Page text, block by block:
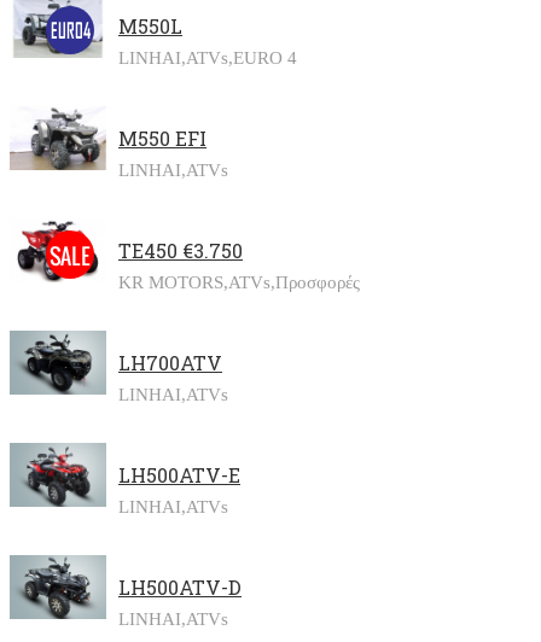
M550L
LINHAI,ATVs,EURO 4
M550 EFI
LINHAI,ATVs
TE450 €3.750
KR MOTORS,ATVs,Προσφορές
LH700ATV
LINHAI,ATVs
LH500ATV-E
LINHAI,ATVs
LH500ATV-D
LINHAI,ATVs